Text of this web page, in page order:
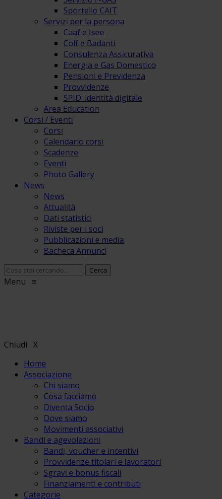
Sportello CAIT
Servizi per la persona
Caaf e Isee
Colf e Badanti
Consulenza Assicurativa
Energia e Gas Domestico
Pensioni e Previdenza
Provvidenze
SPID: identità digitale
Area Education
Corsi / Eventi
Corsi
Calendario corsi
Scadenze
Eventi
Photo Gallery
News
News
Attualità
Dati statistici
Riviste per i soci
Pubblicazioni e media
Bacheca Annunci
Menu ≡
Chiudi X
Home
Associazione
Chi siamo
Cosa facciamo
Diventa Socio
Dove siamo
Movimenti associativi
Bandi e agevolazioni
Bandi, voucher e incentivi
Provvidenze titolari e lavoratori
Sgravi e bonus fiscali
Finanziamenti e contributi
Categorie